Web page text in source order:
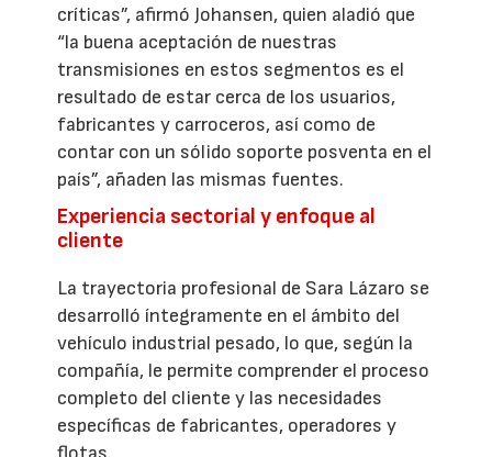
críticas”, afirmó Johansen, quien aladió que
“la buena aceptación de nuestras
transmisiones en estos segmentos es el
resultado de estar cerca de los usuarios,
fabricantes y carroceros, así como de
contar con un sólido soporte posventa en el
país”, añaden las mismas fuentes.
Experiencia sectorial y enfoque al
cliente
La trayectoria profesional de Sara Lázaro se
desarrolló íntegramente en el ámbito del
vehículo industrial pesado, lo que, según la
compañía, le permite comprender el proceso
completo del cliente y las necesidades
específicas de fabricantes, operadores y